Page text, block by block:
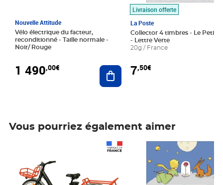
Nouvelle Attitude
Vélo électrique du facteur,
reconditionné - Taille normale -
Noir/ Rouge
1 490,00€ Ajouter au panier
Livraison offerte
La Poste
Collector 4 timbres - Le Petit
- Lettre Verte
20g / France
7,50€
Vous pourriez également aimer
Prix 7,50€